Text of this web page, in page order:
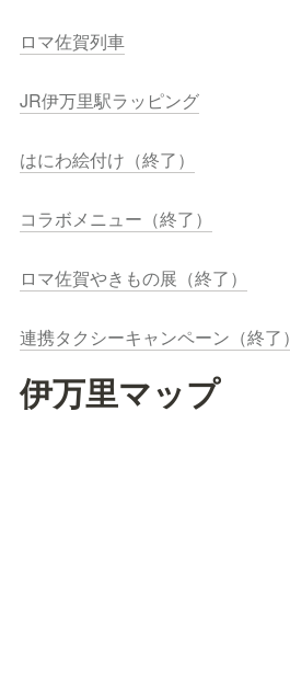
ロマ佐賀列車
JR伊万里駅ラッピング
はにわ絵付け（終了）
コラボメニュー（終了）
ロマ佐賀やきもの展（終了）
連携タクシーキャンペーン（終了）
伊万里マップ